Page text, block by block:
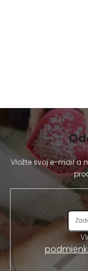
Vložte svoj e-mail a